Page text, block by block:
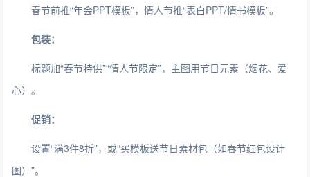
春节前推“年会PPT模板”，情人节推“表白PPT/情书模板”。
包装：
标题加“春节特供”“情人节限定”，主图用节日元素（烟花、爱
心）。
促销：
设置“满3件8折”，或“买模板送节日素材包（如春节红包设计
图）”。